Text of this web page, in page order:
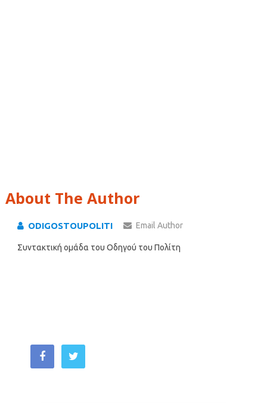
About The Author
ODIGOSTOUPOLITI Email Author
Συντακτική ομάδα του Οδηγού του Πολίτη